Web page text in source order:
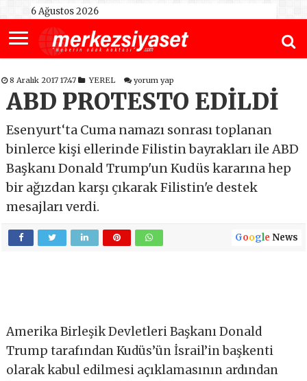
6 Ağustos 2026
8 Aralık 2017 17:47 YEREL yorum yap
ABD PROTESTO EDİLDİ
Esenyurt‘ta Cuma namazı sonrası toplanan
binlerce kişi ellerinde Filistin bayrakları ile ABD
Başkanı Donald Trump'un Kudüs kararına hep
bir ağızdan karşı çıkarak Filistin'e destek
mesajları verdi.
Google News
Amerika Birleşik Devletleri Başkanı Donald
Trump tarafından Kudüs’ün İsrail’in başkenti
olarak kabul edilmesi açıklamasının ardından